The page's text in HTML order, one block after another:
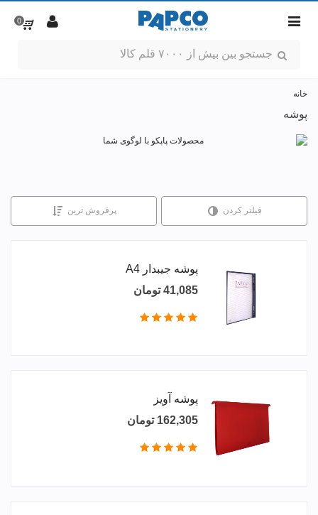
0
خانه
پوشه
فیلتر کردن پرفروش ترین
پوشه جیبدار A4
41,085 تومان
پوشه آویز
162,305 تومان